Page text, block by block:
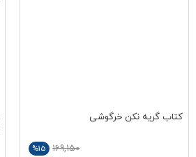
کتاب گریه نکن خرگوشی
169,150
%15